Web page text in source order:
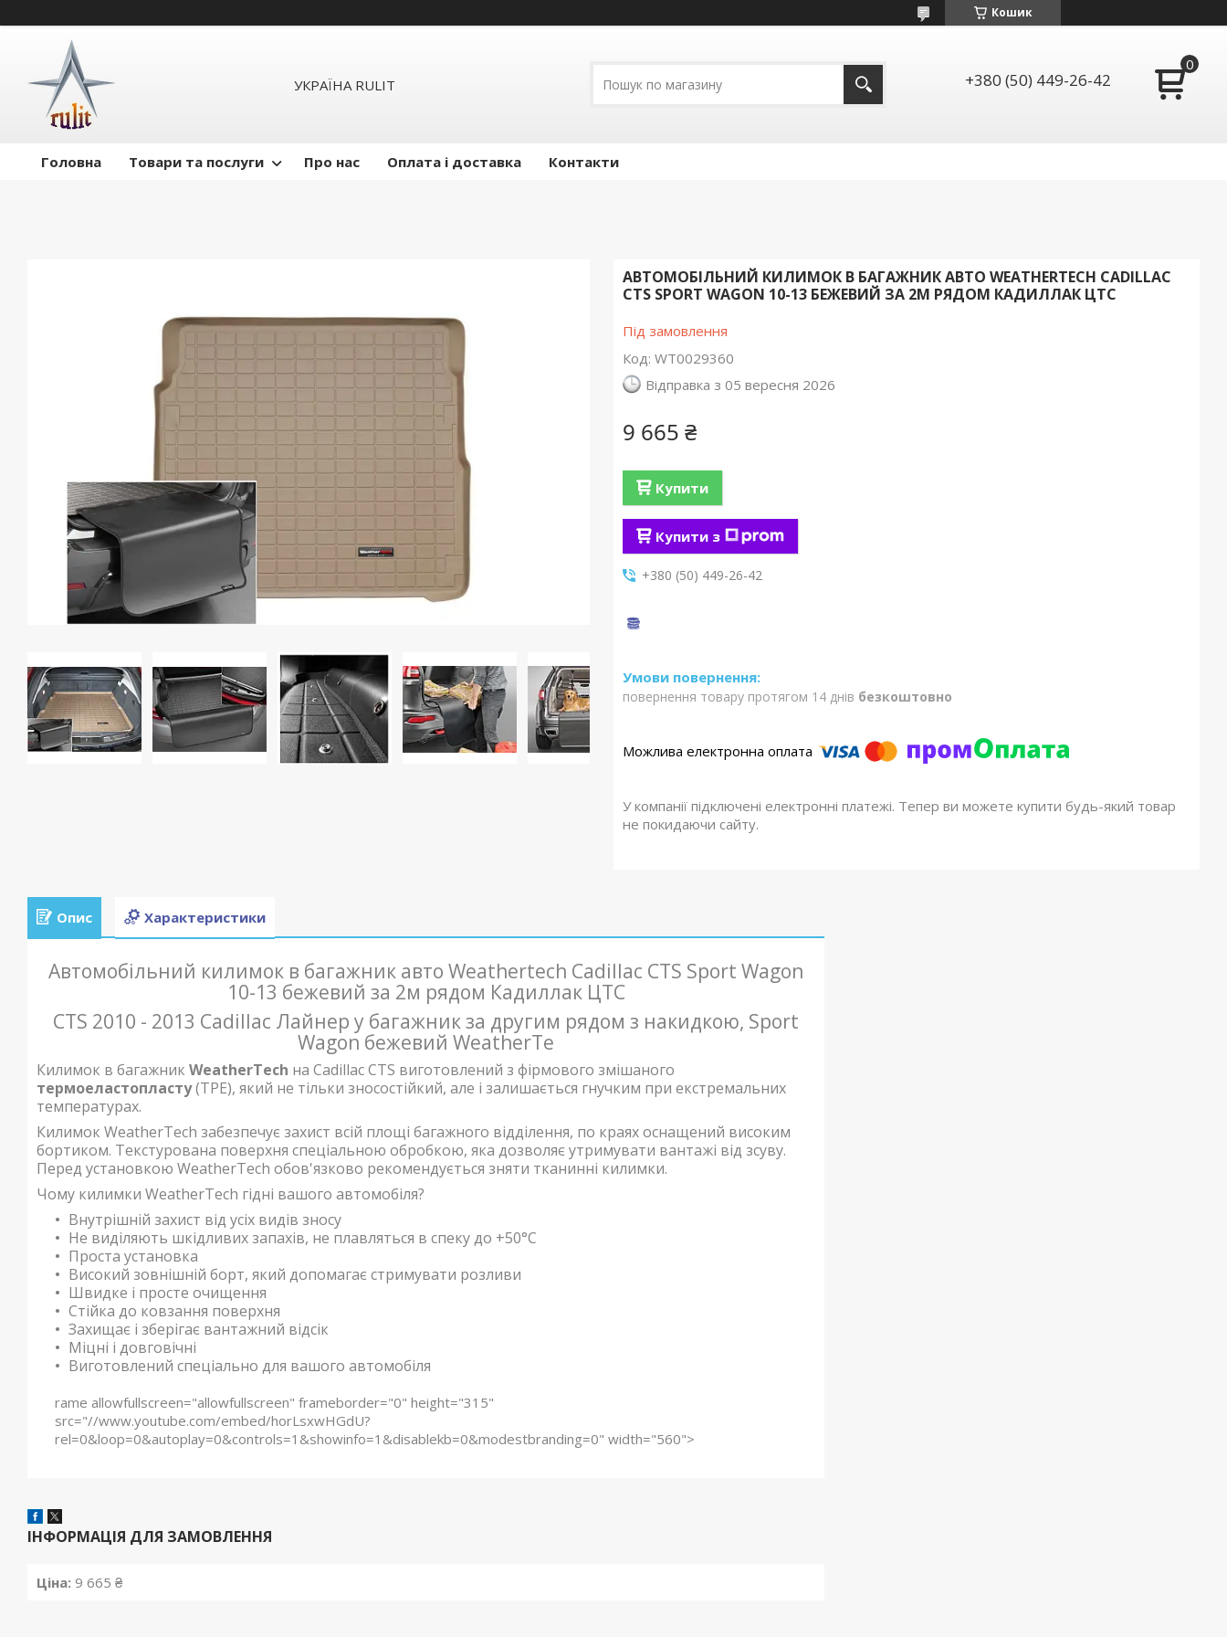
Кошик
УКРАЇНА RULIT +380 (50) 449-26-42
Головна Товари та послуги Про нас Оплата і доставка Контакти
АВТОМОБІЛЬНИЙ КИЛИМОК В БАГАЖНИК АВТО WEATHERTECH CADILLAC
CTS SPORT WAGON 10-13 БЕЖЕВИЙ ЗА 2М РЯДОМ КАДИЛЛАК ЦТС
Під замовлення
Код: WT0029360
Відправка з 05 вересня 2026
9 665 ₴
Купити
Купити з
+380 (50) 449-26-42
повернення товару протягом 14 днів безкоштовно
У компанії підключені електронні платежі. Тепер ви можете купити будь-який товар
не покидаючи сайту.
Опис Характеристики
Автомобільний килимок в багажник авто Weathertech Cadillac CTS Sport Wagon
10-13 бежевий за 2м рядом Кадиллак ЦТС
CTS 2010 - 2013 Cadillac Лайнер у багажник за другим рядом з накидкою, Sport
Wagon бежевий WeatherTe
Килимок в багажник WeatherTech на Cadillac CTS виготовлений з фірмового змішаного
термоеластопласту(TPE), який не тільки зносостійкий, але і залишається гнучким при екстремальних
температурах.
Килимок WeatherTech забезпечує захист всій площі багажного відділення, по краях оснащений високим
бортиком. Текстурована поверхня спеціальною обробкою, яка дозволяє утримувати вантажі від зсуву.
Перед установкою WeatherTech обов'язково рекомендується зняти тканинні килимки.
Чому килимки WeatherTech гідні вашого автомобіля?
Внутрішній захист від усіх видів зносу
Не виділяють шкідливих запахів, не плавляться в спеку до +50°С
Проста установка
Високий зовнішній борт, який допомагає стримувати розливи
Швидке і просте очищення
Стійка до ковзання поверхня
Захищає і зберігає вантажний відсік
Міцні і довговічні
Виготовлений спеціально для вашого автомобіля
rame allowfullscreen="allowfullscreen" frameborder="0" height="315"
src="//www.youtube.com/embed/horLsxwHGdU?
rel=0&loop=0&autoplay=0&controls=1&showinfo=1&disablekb=0&modestbranding=0" width="560">
ІНФОРМАЦІЯ ДЛЯ ЗАМОВЛЕННЯ
Ціна: 9 665 ₴